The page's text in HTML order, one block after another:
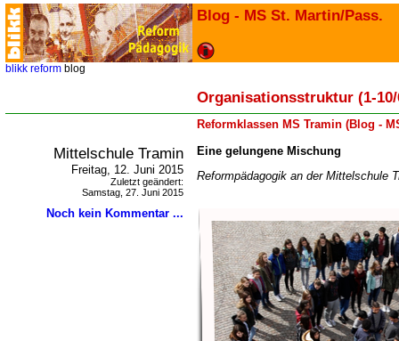
Blog - MS St. Martin/Pass.
blikk reform blog
Organisationsstruktur (1-10/
Reformklassen MS Tramin (Blog -
Mittelschule Tramin
Freitag, 12. Juni 2015
Zuletzt geändert:
Samstag, 27. Juni 2015
Noch kein Kommentar ...
Eine gelungene Mischung
Reformpädagogik an der Mittelschule